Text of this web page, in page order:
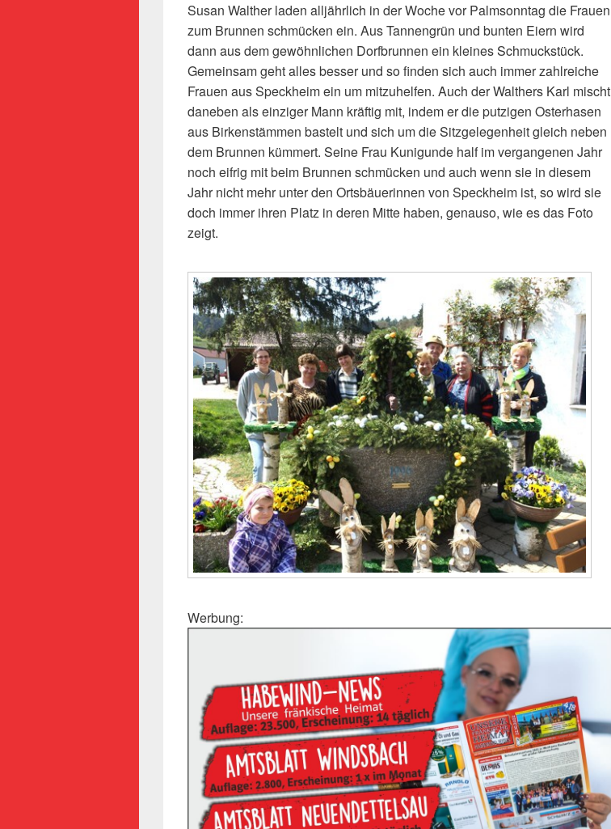
Susan Walther laden alljährlich in der Woche vor Palmsonntag die Frauen
zum Brunnen schmücken ein. Aus Tannengrün und bunten Eiern wird
dann aus dem gewöhnlichen Dorfbrunnen ein kleines Schmuckstück.
Gemeinsam geht alles besser und so finden sich auch immer zahlreiche
Frauen aus Speckheim ein um mitzuhelfen. Auch der Walthers Karl mischt
daneben als einziger Mann kräftig mit, indem er die putzigen Osterhasen
aus Birkenstämmen bastelt und sich um die Sitzgelegenheit gleich neben
dem Brunnen kümmert. Seine Frau Kunigunde half im vergangenen Jahr
noch eifrig mit beim Brunnen schmücken und auch wenn sie in diesem
Jahr nicht mehr unter den Ortsbäuerinnen von Speckheim ist, so wird sie
doch immer ihren Platz in deren Mitte haben, genauso, wie es das Foto
zeigt.
Werbung: